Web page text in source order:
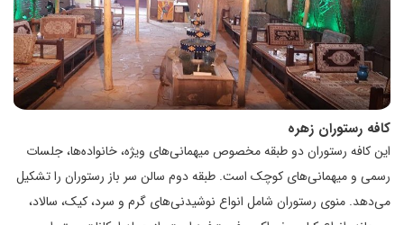
کافه رستوران زهره
این کافه رستوران دو طبقه مخصوص میهمانی‌های ویژه، خانواده‌ها، جلسات
رسمی و میهمانی‌های کوچک است. طبقه دوم سالن سر باز رستوران را تشکیل
می‌دهد. منوی رستوران شامل انواع نوشیدنی‌های گرم و سرد، کیک، سالاد،